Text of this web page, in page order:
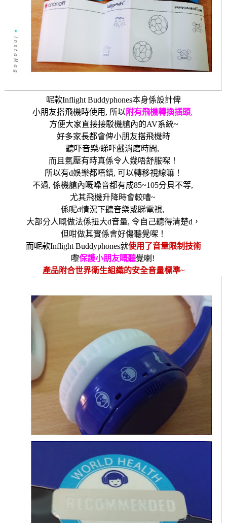
呢款Inflight Buddyphones本身係設計俾
小朋友搭飛機時使用 , 所以 附有飛機轉換插頭,
方便大家直接接駁機艙內的AV系統~
好多家長都會俾小朋友搭飛機時
聽吓音樂/睇吓戲消磨時間,
而且氣壓有時真係令人幾唔舒服㗎！
所以有d娛樂都唔錯, 可以轉移視線嘛！
不過, 係機艙內嘅噪音都有成85~105分貝不等,
尤其飛機升降時會較嘈~
係呢d情況下聽音樂或睇電視,
大部分人嘅做法係扭大d音量, 令自己聽得清楚d ，
但咁做其實係會好傷聽覺㗎！
而呢款Inflight Buddyphones就使用了音量限制技術
嚟保護小朋友嘅聽覺喇 !
產品附合世界衛生組織的安全音量標準~